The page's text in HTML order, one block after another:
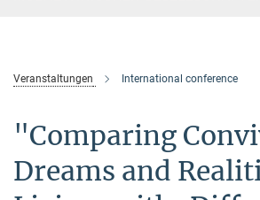
Veranstaltungen International conference
"Comparing
Dreams and